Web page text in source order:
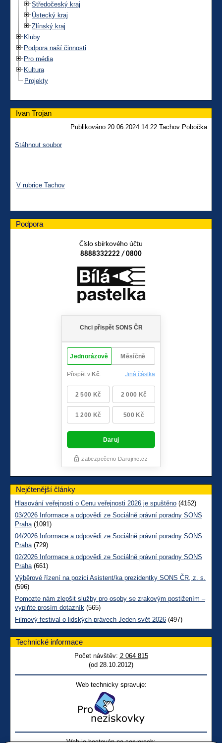
Středočeský kraj
Ústecký kraj
Zlínský kraj
Kluby
Podpora naší činnosti
Pro média
Kultura
Projekty
Ivan Trojan
Publikováno 20.06.2024 14:22 Tachov Pobočka
Stáhnout soubor
V rubrice Tachov
Podpora
Číslo sbírkového účtu
8888332222 / 0800
Nejčtenější články
Hlasování veřejnosti o Cenu veřejnosti 2026 je spuštěno (4152)
03/2026 Informace a odpovědi ze Sociálně právní poradny SONS
Praha(1091)
04/2026 Informace a odpovědi ze Sociálně právní poradny SONS
Praha(729)
02/2026 Informace a odpovědi ze Sociálně právní poradny SONS
Praha(661)
Výběrové řízení na pozici Asistent/ka prezidentky SONS ČR, z. s.
(596)
Pomozte nám zlepšit služby pro osoby se zrakovým postižením –
vyplňte prosím dotazník (565)
Filmový festival o lidských právech Jeden svět 2026 (497)
Technické informace
Počet návštěv: 2 064 815
(od 28.10.2012)
Web technicky spravuje: